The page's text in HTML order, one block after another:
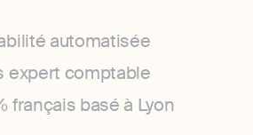
automatisée
expert comptable
français basé à Lyon